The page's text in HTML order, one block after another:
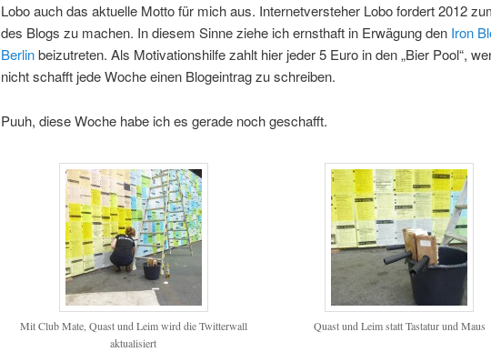
Lobo auch das aktuelle Motto für mich aus. Internetversteher Lobo fordert 2012
des Blogs zu machen. In diesem Sinne ziehe ich ernsthaft in Erwägung den Iron
Berlinbeizutreten. Als Motivationshilfe zahlt hier jeder 5 Euro in den „Bier Pool“,
nicht schafft jede Woche einen Blogeintrag zu schreiben.
Puuh, diese Woche habe ich es gerade noch geschafft.
Mit Club Mate, Quast und Leim wird die Twitterwall
aktualisiert
Quast und Leim statt Tastatur und Maus